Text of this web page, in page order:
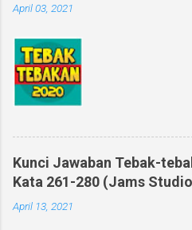
April 03, 2021
Kunci Jawaban Tebak-
Kata 261-280 (Jams
April 13, 2021